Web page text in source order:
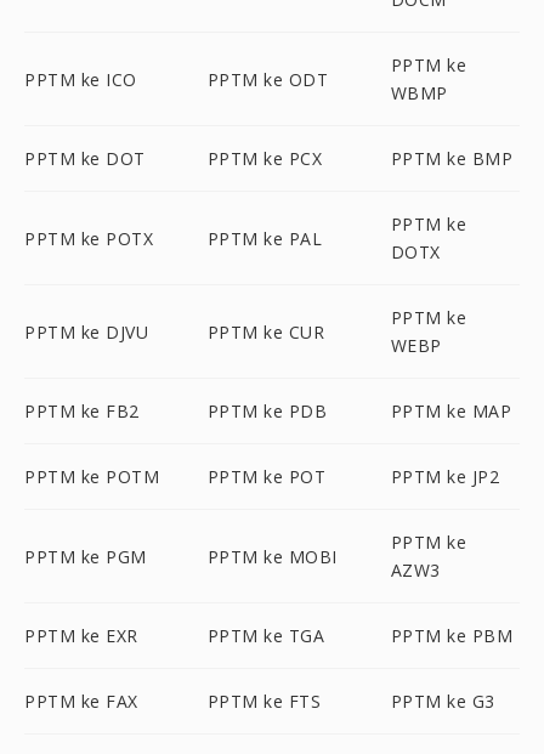
PPTM ke ICO PPTM ke ODT
PPTM ke
WBMP
PPTM ke DOT PPTM ke PCX PPTM ke BMP
PPTM ke POTX PPTM ke PAL
PPTM ke
DOTX
PPTM ke DJVU PPTM ke CUR
PPTM ke
WEBP
PPTM ke FB2 PPTM ke PDB PPTM ke MAP
PPTM ke POTM PPTM ke POT PPTM ke JP2
PPTM ke PGM PPTM ke MOBI
PPTM ke
AZW3
PPTM ke EXR PPTM ke TGA PPTM ke PBM
PPTM ke FAX PPTM ke FTS PPTM ke G3